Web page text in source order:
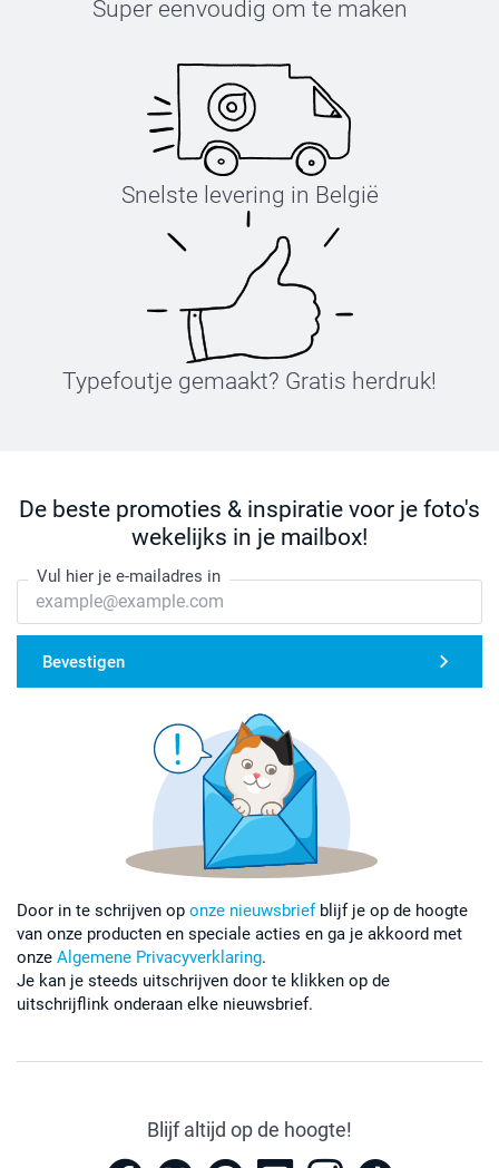
Super eenvoudig om te maken
Snelste levering in België
Typefoutje gemaakt? Gratis herdruk!
De beste promoties & inspiratie voor je foto's
wekelijks in je mailbox!
Vul hier je e-mailadres in
Bevestigen
Door in te schrijven op onze nieuwsbriefblijf je op de hoogte
van onze producten en speciale acties en ga je akkoord met
onze Algemene Privacyverklaring.
Je kan je steeds uitschrijven door te klikken op de
uitschrijflink onderaan elke nieuwsbrief.
Blijf altijd op de hoogte!